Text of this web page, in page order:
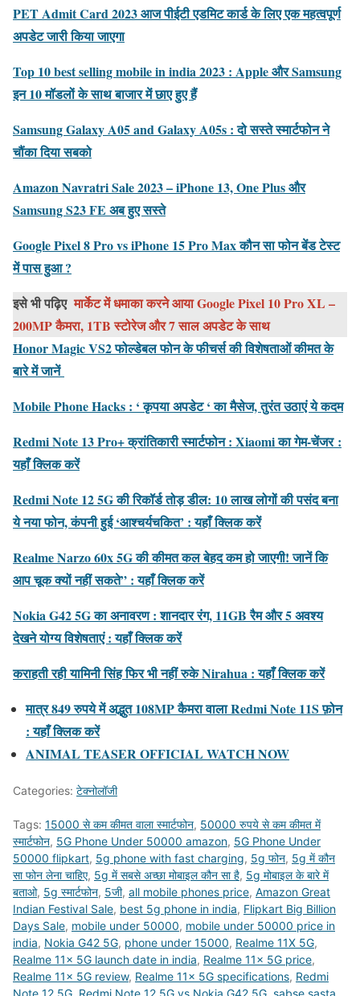
PET Admit Card 2023 आज पीईटी एडमिट कार्ड के लिए एक महत्वपूर्ण
अपडेट जारी किया जाएगा
Top 10 best selling mobile in india 2023 : Apple और Samsung
इन 10 मॉडलों के साथ बाजार में छाए हुए हैं
Samsung Galaxy A05 and Galaxy A05s : दो सस्ते स्मार्टफोन ने
चौंका दिया सबको
Amazon Navratri Sale 2023 – iPhone 13, One Plus और
Samsung S23 FE अब हुए सस्ते
Google Pixel 8 Pro vs iPhone 15 Pro Max कौन सा फोन बेंड टेस्ट
में पास हुआ ?
इसे भी पढ़िए मार्केट में धमाका करने आया Google Pixel 10 Pro XL –
200MP कैमरा, 1TB स्टोरेज और 7 साल अपडेट के साथ
Honor Magic VS2 फोल्डेबल फोन के फीचर्स की विशेषताओं कीमत के
बारे में जानें
Mobile Phone Hacks : ‘ कृपया अपडेट ‘ का मैसेज, तुरंत उठाएं ये कदम
Redmi Note 13 Pro+ क्रांतिकारी स्मार्टफोन : Xiaomi का गेम-चेंजर :
यहाँ क्लिक करें
Redmi Note 12 5G की रिकॉर्ड तोड़ डील: 10 लाख लोगों की पसंद बना
ये नया फोन, कंपनी हुई ‘आश्चर्यचकित’ : यहाँ क्लिक करें
Realme Narzo 60x 5G की कीमत कल बेहद कम हो जाएगी! जानें कि
आप चूक क्यों नहीं सकते” : यहाँ क्लिक करें
Nokia G42 5G का अनावरण : शानदार रंग, 11GB रैम और 5 अवश्य
देखने योग्य विशेषताएं : यहाँ क्लिक करें
कराहती रही यामिनी सिंह फिर भी नहीं रुके Nirahua : यहाँ क्लिक करें
मात्र 849 रुपये में अद्भुत 108MP कैमरा वाला Redmi Note 11S फ़ोन
: यहाँ क्लिक करें
ANIMAL TEASER OFFICIAL WATCH NOW
Categories: टेक्नोलॉजी
Tags: 15000 से कम कीमत वाला स्मार्टफोन, 50000 रुपये से कम कीमत में
स्मार्टफोन, 5G Phone Under 50000 amazon, 5G Phone Under
50000 flipkart, 5g phone with fast charging, 5g फोन, 5g में कौन
सा फोन लेना चाहिए, 5g में सबसे अच्छा मोबाइल कौन सा है, 5g मोबाइल के बारे में
बताओ, 5g स्मार्टफोन, 5जी, all mobile phones price, Amazon Great
Indian Festival Sale, best 5g phone in india, Flipkart Big Billion
Days Sale, mobile under 50000, mobile under 50000 price in
india, Nokia G42 5G, phone under 15000, Realme 11X 5G,
Realme 11x 5G launch date in india, Realme 11x 5G price,
Realme 11x 5G review, Realme 11x 5G specifications, Redmi
Note 12 5G Redmi Note 12 5G vs Nokia G42 5G sabse sasta